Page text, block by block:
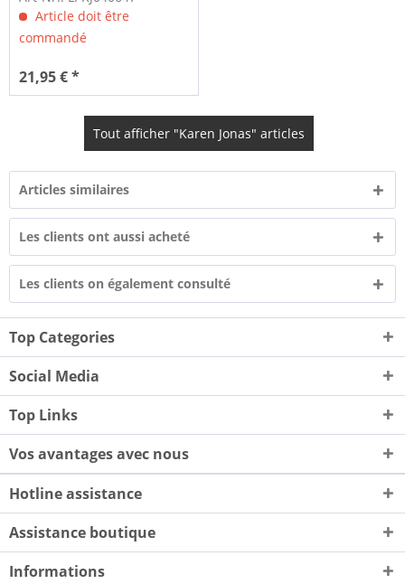
Article doit être
commandé
21,95 € *
Tout afficher "Karen Jonas" articles
Articles similaires
Les clients ont aussi acheté
Les clients on également consulté
Top Categories
Social Media
Top Links
Vos avantages avec nous
Hotline assistance
Assistance boutique
Informations